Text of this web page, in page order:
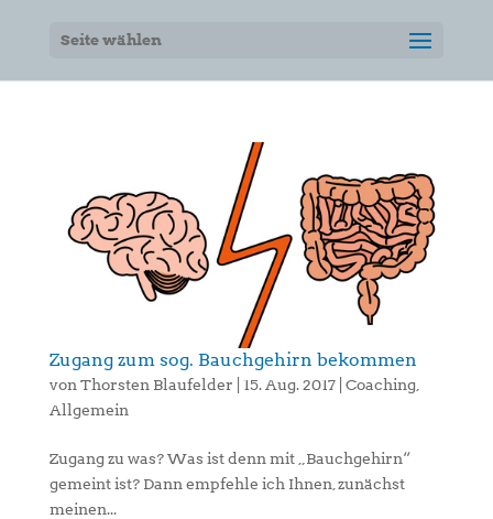
Seite wählen
Zugang zum sog. Bauchgehirn bekommen
von Thorsten Blaufelder 15. Aug. 2017| Coaching
Allgemein
Zugang zu was? Was ist denn mit „Bauchgehirn“
gemeint ist? Dann empfehle ich Ihnen, zunächst
meinen...